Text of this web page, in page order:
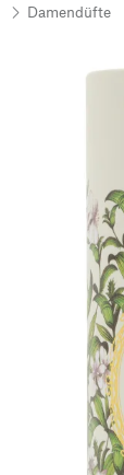
Damendüfte